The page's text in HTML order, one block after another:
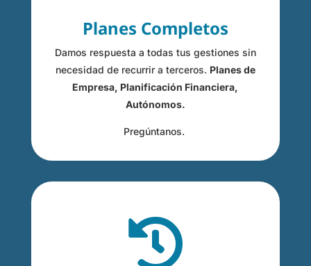
Planes Completos
Damos respuesta a todas tus gestiones sin
necesidad de recurrir a terceros. Planes de
Empresa, Planificación Financiera,
Autónomos.
Pregúntanos.
